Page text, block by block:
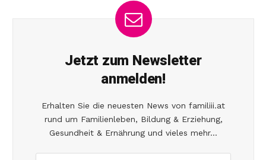
Jetzt zum Newsletter
anmelden!
Erhalten Sie die neuesten News von familiii.at
rund um Familienleben, Bildung & Erziehung,
Gesundheit & Ernährung und vieles mehr...